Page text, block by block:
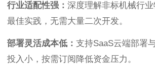
行业适配性强： 深度理解非标机械行
最佳实践，无需大量二次开发。
部署灵活成本低： 支持SaaS云端部署
投入小，按需订阅降低资金压力。